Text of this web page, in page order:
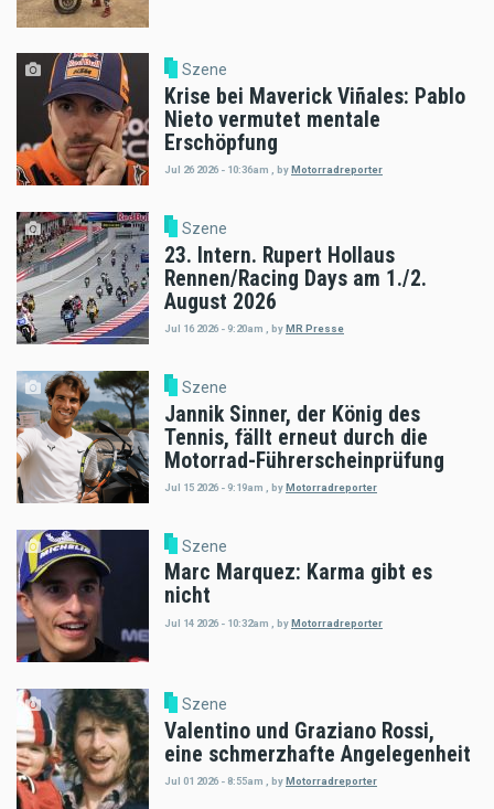
Szene
Krise bei Maverick Viñales: Pablo
Nieto vermutet mentale
Erschöpfung
Jul 26 2026 - 10:36am , byMotorradreporter
Szene
23. Intern. Rupert Hollaus
Rennen/Racing Days am 1./2.
August 2026
Jul 16 2026 - 9:20am byMR Presse
Szene
Jannik Sinner, der König des
Tennis, fällt erneut durch die
Motorrad-Führerscheinprüfung
Jul 15 2026 - 9:19am byMotorradreporter
Szene
Marc Marquez: Karma gibt es
nicht
Jul 14 2026 - 10:32am byMotorradreporter
Szene
Valentino und Graziano Rossi,
eine schmerzhafte Angelegenheit
Jul 01 2026 - 8:55am , by Motorradreporter